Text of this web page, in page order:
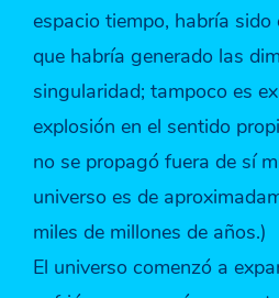
espacio tiempo, habría
que habría generado las
singularidad; tampoco es
explosión en el sentido
no se propagó fuera de sí
universo es de
miles de millones de años.)
El universo comenzó a